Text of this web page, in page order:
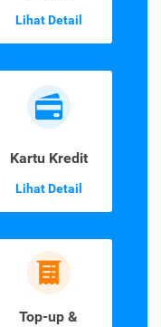
Lihat Detail
Kartu Kredit
Lihat Detail
Top-up &